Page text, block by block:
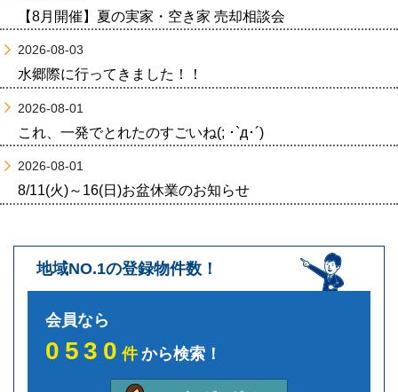
【8月開催】夏の実家・空き家 売却相談会
2026-08-03
水郷際に行ってきました！！
2026-08-01
これ、一発でとれたのすごいね(; ･`д･´)
2026-08-01
8/11(火)～16(日)お盆休業のお知らせ
地域NO.1の登録物件数！
会員なら
0530件から検索！